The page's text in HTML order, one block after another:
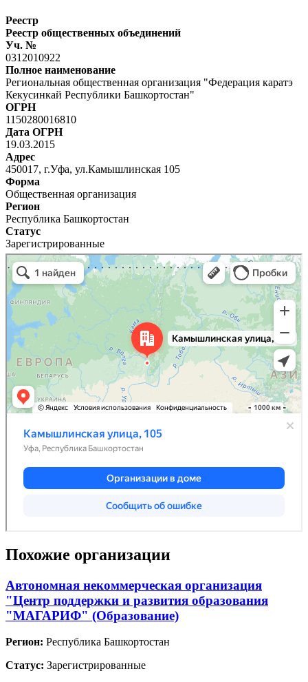
Реестр
Реестр общественных объединений
Уч. №
0312010922
Полное наименование
Региональная общественная организация "Федерация каратэ
Кекусинкай Республики Башкортостан"
ОГРН
1150280016810
Дата ОГРН
19.03.2015
Адрес
450017, г.Уфа, ул.Камышлинская 105
Форма
Общественная организация
Регион
Республика Башкортостан
Статус
Зарегистрированные
Похожие организации
Автономная некоммерческая организация
"Центр поддержки и развития образования
"МАГАРИФ" (Образование)
Регион: Республика Башкортостан
Статус: Зарегистрированные